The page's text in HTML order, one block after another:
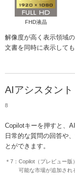
FHD液晶
解像度が高く表示領域
文書を同時に表示して
AIアシスタン
8
Copilotキーを押すと、
日常的な質問の回答や
とができます。
＊7：Copilot（プレビュー
可能な市場が追加され